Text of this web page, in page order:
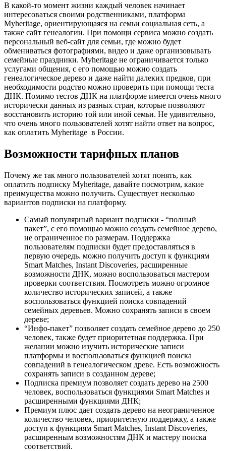
В какой-то момент жизни каждый человек начинает
интересоваться своими родственниками, платформа
Myheritage, ориентирующаяся на семьи социальная сеть, а
также сайт генеалогии. При помощи сервиса можно создать
персональный веб-сайт для семьи, где можно будет
обмениваться фотографиями, видео и даже организовывать
семейные праздники. Myheritage не ограничивается только
услугами общения, с его помощью можно создать
генеалогическое дерево и даже найти далеких предков, при
необходимости родство можно проверить при помощи теста
ДНК. Помимо тестов ДНК на платформе имеется очень много
исторически данных из разных стран, которые позволяют
восстановить историю той или иной семьи. Не удивительно,
что очень много пользователей хотят найти ответ на вопрос,
как оплатить Myheritage в России.
Возможности тарифных планов
Почему же так много пользователей хотят понять, как
оплатить подписку Myheritage, давайте посмотрим, какие
преимущества можно получить. Существует несколько
вариантов подписки на платформу.
Самый популярный вариант подписки - “полный
пакет”, с его помощью можно создать семейное дерево,
не ограниченное по размерам. Поддержка
пользователям подписки будет предоставляться в
первую очередь. можно получить доступ к функциям
Smart Matches, Instant Discoveries, расширенные
возможности ДНК, можно воспользоваться мастером
проверки соответствия. Посмотреть можно огромное
количество исторических записей, а также
воспользоваться функцией поиска совпадений
семейных деревьев. Можно сохранять записи в своем
дереве;
“Инфо-пакет” позволяет создать семейное дерево до 250
человек, также будет приоритетная поддержка. При
желании можно изучить исторические записи
платформы и воспользоваться функцией поиска
совпадений в генеалогическом древе. Есть возможность
сохранять записи в созданном дереве;
Подписка премиум позволяет создать дерево на 2500
человек, воспользоваться функциями Smart Matches и
расширенными функциями ДНК;
Премиум плюс дает создать дерево на неограниченное
количество человек, приоритетную поддержку, а также
доступ к функциям Smart Matches, Instant Discoveries,
расширенным возможностям ДНК и мастеру поиска
соответствий.